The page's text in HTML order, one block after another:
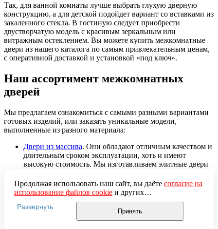
Так, для ванной комнаты лучше выбрать глухую дверную
конструкцию, а для детской подойдет вариант со вставками из
закаленного стекла. В гостиную следует приобрести
двустворчатую модель с красивым зеркальным или
витражным остеклением. Вы можете купить межкомнатные
двери из нашего каталога по самым привлекательным ценам,
с оперативной доставкой и установкой «под ключ».
Наш ассортимент межкомнатных
дверей
Мы предлагаем ознакомиться с самыми разными вариантами
готовых изделий, или заказать уникальные модели,
выполненные из разного материала:
Двери из массива. Они обладают отличным качеством и
длительным сроком эксплуатации, хоть и имеют
высокую стоимость. Мы изготавливаем элитные двери
предложить и более дешевые варианты из сосны или
ольхи.
Шпонированные модели. Цена таких вариантов
межкомнатных дверей более доступна, хотя выглядят
они вполне презентабельно. Шпон, изготовленный из
Продолжая использовать наш сайт, вы даёте согласие на
использование файлов cookieи других
пользовательских данных (включая IP-адрес, сведения о
местоположении, устройстве, действиях на сайте и т. п.)
для функционирования сайта, проведения
Развернуть
Принять